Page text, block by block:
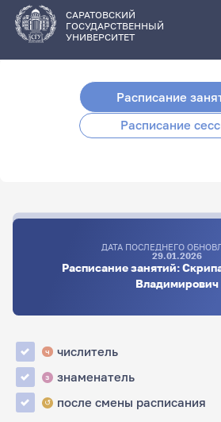
основному
содержанию
САРАТОВСКИЙ
ГОСУДАРСТВЕННЫЙ
УНИВЕРСИТЕТ
Расписание
Расписание
ДАТА ПОСЛЕДНЕГО
29.01.2026
Расписание занятий:
Владимирович
ч числитель
з знаменатель
↺ после смены расписания